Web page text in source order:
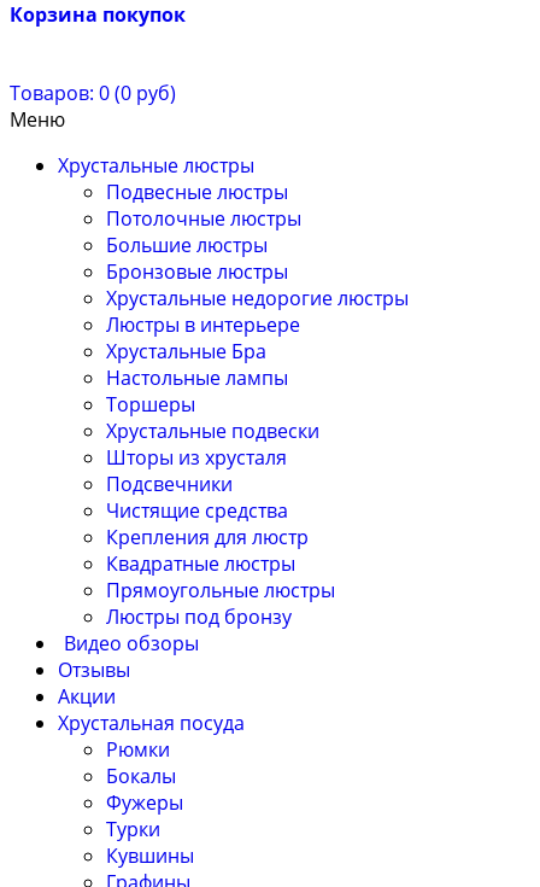
Корзина покупок
Товаров: 0 (0 руб)
Меню
Хрустальные люстры
Подвесные люстры
Потолочные люстры
Большие люстры
Бронзовые люстры
Хрустальные недорогие люстры
Люстры в интерьере
Хрустальные Бра
Настольные лампы
Торшеры
Хрустальные подвески
Шторы из хрусталя
Подсвечники
Чистящие средства
Крепления для люстр
Квадратные люстры
Прямоугольные люстры
Люстры под бронзу
Видео обзоры
Отзывы
Акции
Хрустальная посуда
Рюмки
Бокалы
Фужеры
Турки
Кувшины